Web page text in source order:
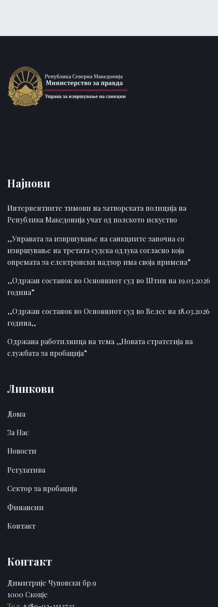
Најнови
Интервентните тимови на затворската полиција на
Република Македонија учат од полското искуство
,,Управата за извршување на санкциите започна со
извршување на третата судска одлука согласно која
опремата за електронски надзор има своја примена”
,,Одржан состанок во Основниот суд во Штип на 19.03.2026
година”
,,Одржан состанок во Основниот суд во Велес на 18.03.2026
година,,
Одржана работилница на тема ,,Новата стратегија на
службата за пробација”
Линкови
Дома
За Нас
Новости
Регулатива
Сектор за пробација
Финансии
Контакт
Контакт
Димитрије Чуповски бр.9
1000 Скопје